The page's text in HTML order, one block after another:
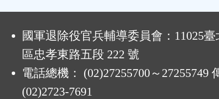
國軍退除役官兵輔導委員會：11025
區忠孝東路五段 222 號
電話總機： (02)27255700～27255749
(02)2723-7691